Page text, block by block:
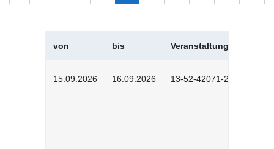
von bis Veranstaltungskürzel
15.09.2026 16.09.2026 13-52-42071-2601